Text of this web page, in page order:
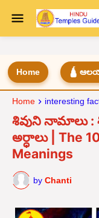
Home 🛕
Home interesting
శివుని నామాలు
అర్ధాలు | The
Meanings
by Chanti